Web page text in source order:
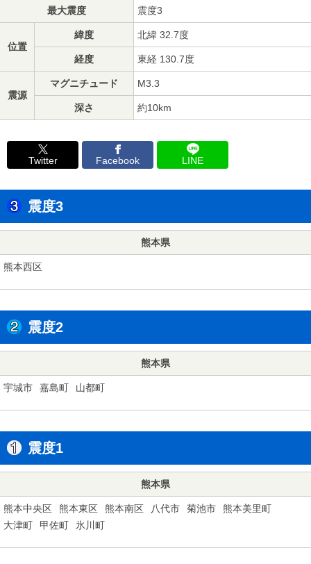
最大震度 震度3
位置
緯度 北緯 32.7度
経度 東経 130.7度
震源
マグニチュード M3.3
深さ 約10km
Twitter Facebook LINE
震度3
熊本県
熊本西区
震度2
熊本県
宇城市 嘉島町 山都町
震度1
熊本県
熊本中央区 熊本東区 熊本南区 八代市 菊池市
熊本美里町
大津町
甲佐町 氷川町